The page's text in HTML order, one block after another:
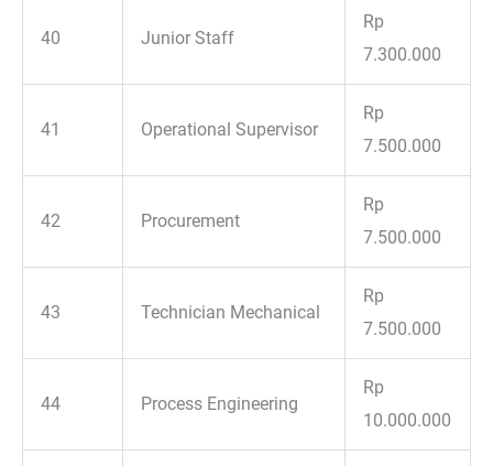
40 Junior Staff
Rp
7.300.000
41 Operational Supervisor
Rp
7.500.000
42 Procurement
Rp
7.500.000
43 Technician Mechanical
Rp
7.500.000
44 Process Engineering
Rp
10.000.000